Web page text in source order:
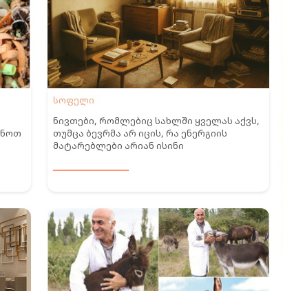
სოფელი
ნივთები, რომლებიც სახლში ყველას აქვს,
თუმცა ბევრმა არ იცის, რა ენერგიის
მატარებლები არიან ისინი